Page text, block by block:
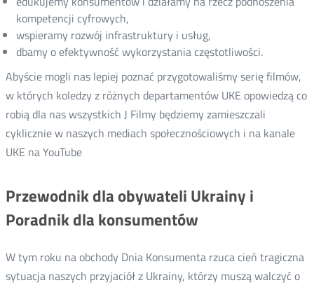
kompetencji cyfrowych,
wspieramy rozwój infrastruktury i usług,
dbamy o efektywność wykorzystania częstotliwości.
Abyście mogli nas lepiej poznać przygotowaliśmy serię filmów,
w których koledzy z różnych departamentów UKE opowiedzą co
robią dla nas wszystkich J Filmy będziemy zamieszczali
cyklicznie w naszych mediach społecznościowych i na kanale
UKE na YouTube
Przewodnik dla obywateli Ukrainy i
Poradnik dla konsumentów
W tym roku na obchody Dnia Konsumenta rzuca cień tragiczna
sytuacja naszych przyjaciół z Ukrainy, którzy muszą walczyć o